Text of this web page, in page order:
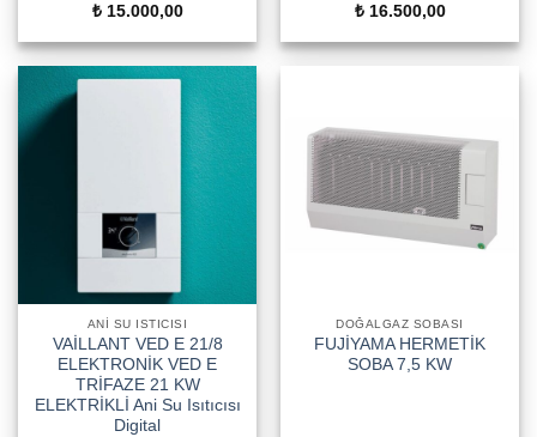
₺15.000,00 ₺16.500,00
ANI SU ISTICISI
VAİLLANT VED E 21/8
ELEKTRONİK VED E
TRİFAZE 21 KW
ELEKTRİKLİ Ani Su Isıtıcısı
Digital
DOĞALGAZ SOBASI
FUJİYAMA HERMETİK
SOBA 7,5 KW